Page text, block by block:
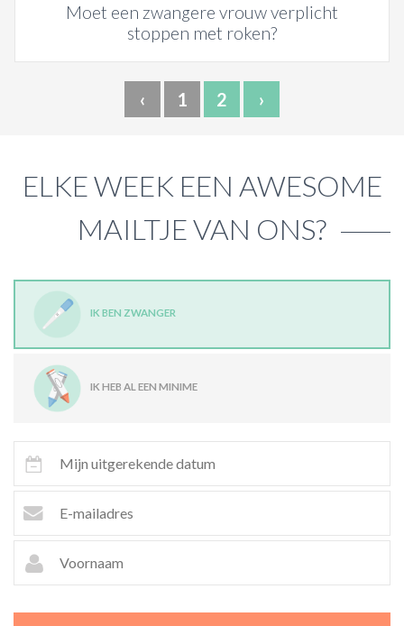
Moet een zwangere vrouw verplicht
stoppen met roken?
‹ 1 2 ›
ELKE WEEK EEN AWESOME
MAILTJE VAN ONS?
IK BEN ZWANGER
IK HEB AL EEN MINIME